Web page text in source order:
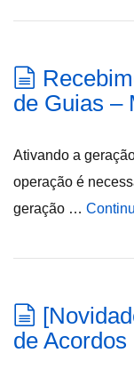
de Guias –
Ativando a
operação é
geração …
de